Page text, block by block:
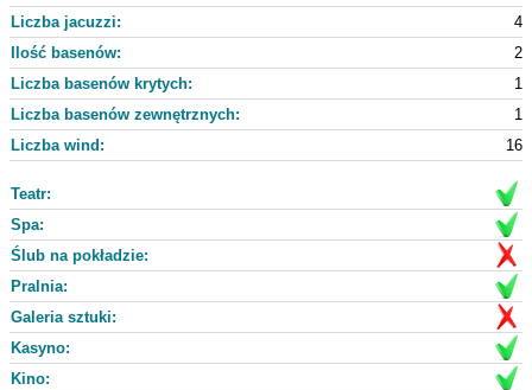
Liczba jacuzzi:
4
Ilość basenów:
2
Liczba basenów krytych:
1
Liczba basenów zewnętrznych:
1
Liczba wind:
16
Teatr:
Spa:
Ślub na pokładzie:
Pralnia:
Galeria sztuki:
Kasyno:
Kino: